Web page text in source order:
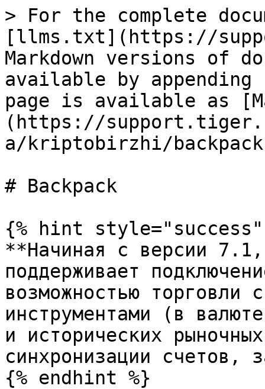
> For the complete
[llms.txt](https://
Markdown versions of
available by
page is available as
(https://
a/kriptobirzhi/
# Backpack
{% hint style="success"
**Начиная с версии
поддерживает
возможностью торговли
инструментами (в
и исторических
синхронизации счетов,
{% endhint %}